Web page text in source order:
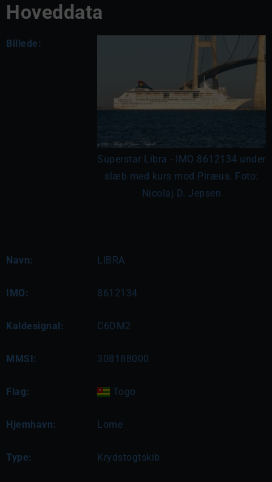
Hoveddata
Billede:
Superstar Libra - IMO 8612134 under
slæb med kurs mod Piræus. Foto:
Nicolaj D. Jepsen
Navn: LIBRA
IMO: 8612134
Kaldesignal: C6DM2
MMSI: 308188000
Flag: Togo
Hjemhavn: Lome
Type: Krydstogtskib